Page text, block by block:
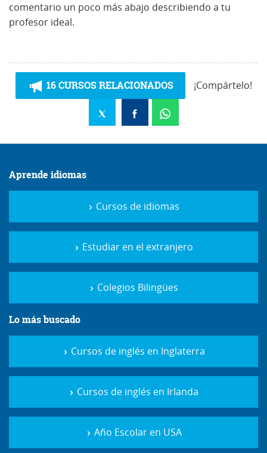
comentario un poco más abajo describiendo a tu
profesor ideal.
16 CURSOS RELACIONADOS ¡Compártelo!
Aprende idiomas
Cursos de idiomas
Estudiar en el extranjero
Colegios Bilingües
Lo más buscado
Cursos de inglés en Inglaterra
Cursos de inglés en Irlanda
Año Escolar en USA